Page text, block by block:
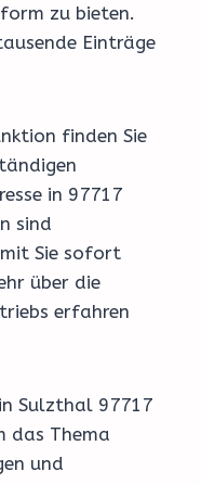
zu bieten.
Einträge
finden Sie
in 97717
sind
Sie sofort
über die
erfahren
Sulzthal 97717
das Thema
und